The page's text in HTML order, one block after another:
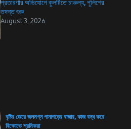
প্রতারণার অভিযোগে কুলটিতে চাঞ্চল্য, পুলিশের
তদন্ত শুরু
August 3, 2026
বৃষ্টির জেরে জলমগ্ন পানাগড়ের বাজার, কাজ বন্ধ করে
বিক্ষোভে শ্রমিকরা